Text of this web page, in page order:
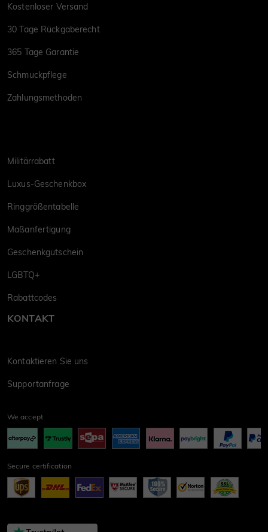
Kostenloser Versand
30 Tage Rückgaberecht
365 Tage Garantie
Schmuckpflege
Zahlungsmethoden
Militärrabatt
Luxus-Geschenkbox
Ringgrößentabelle
Maßanfertigung
Geschenkgutschein
LGBTQ+
Rabattcodes
KONTAKT
Kontaktieren Sie uns
Supportanfrage
We accept
Secure certification